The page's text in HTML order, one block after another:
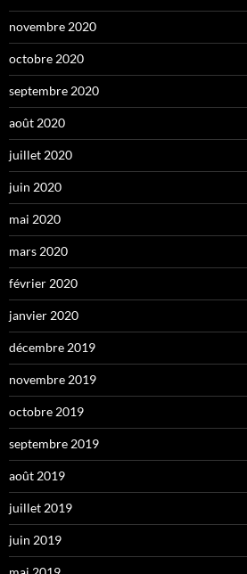
novembre 2020
octobre 2020
septembre 2020
août 2020
juillet 2020
juin 2020
mai 2020
mars 2020
février 2020
janvier 2020
décembre 2019
novembre 2019
octobre 2019
septembre 2019
août 2019
juillet 2019
juin 2019